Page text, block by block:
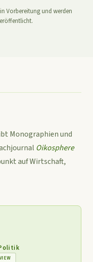
Vorbereitung und werden
Monographien und
Oikosphere
auf Wirtschaft,